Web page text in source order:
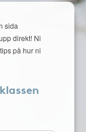
sida
direkt! Ni
på hur ni